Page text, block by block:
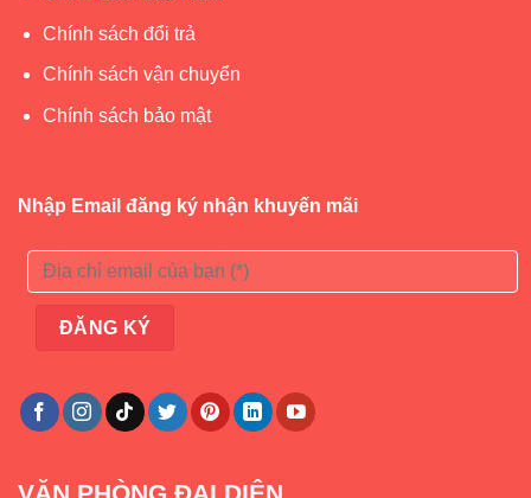
Chính sách đổi trả
Chính sách vận chuyển
Chính sách bảo mật
Nhập Email đăng ký nhận khuyến mãi
VĂN PHÒNG ĐẠI DIỆN